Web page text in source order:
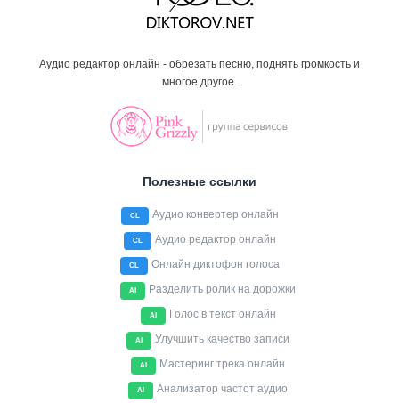
Аудио редактор онлайн - обрезать песню, поднять громкость и
многое другое.
Полезные ссылки
CL Аудио конвертер онлайн
CL Аудио редактор онлайн
CL Онлайн диктофон голоса
AI Разделить ролик на дорожки
AI Голос в текст онлайн
AI Улучшить качество записи
AI Мастеринг трека онлайн
AI Анализатор частот аудио